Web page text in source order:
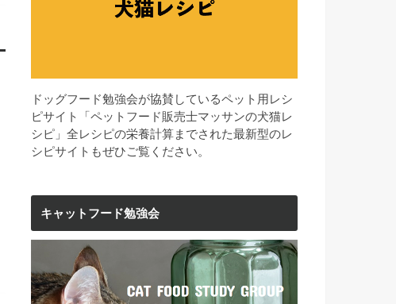
ドッグフード勉強会が協賛しているペット用レシ
ピサイト「ペットフード販売士マッサンの犬猫レ
シピ」全レシピの栄養計算までされた最新型のレ
シピサイトもぜひご覧ください。
キャットフード勉強会